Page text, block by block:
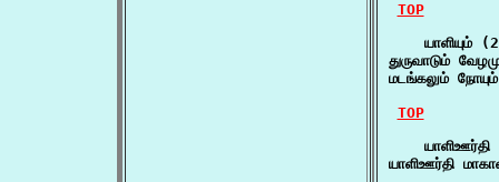
TOP
யாளியும்
துருவாடும்
மடங்கலும்
TOP
யாளிஊர்தி
யாளிஊர்தி